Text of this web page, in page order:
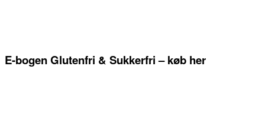
E-bogen Glutenfri & Sukkerfri – køb her